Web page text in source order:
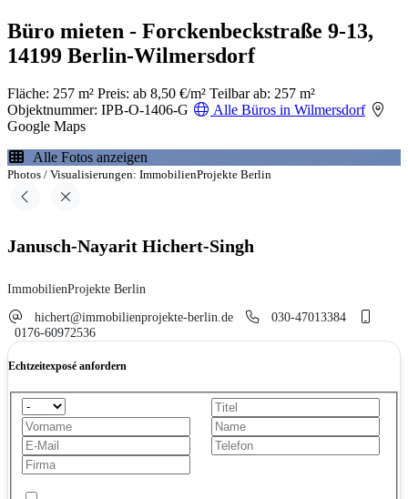
Büro mieten - Forckenbeckstraße 9-13,
14199 Berlin-Wilmersdorf
Fläche: 257 m² Preis: ab 8,50 €/m² Teilbar ab: 257 m²
Objektnummer: IPB-O-1406-G
Alle Büros in Wilmersdorf
Google Maps
Alle Fotos anzeigen
Photos / Visualisierungen: ImmobilienProjekte Berlin
Janusch-Nayarit Hichert-Singh
ImmobilienProjekte Berlin
hichert@immobilienprojekte-berlin.de
030-47013384
0176-60972536
Echtzeitexposé anfordern